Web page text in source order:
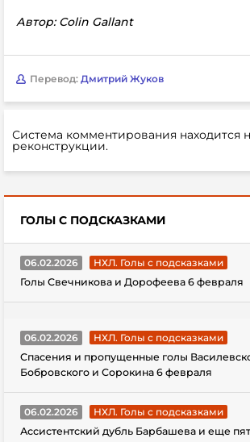
Автор: Colin Gallant
Перевод: Дмитрий Жуков
Система комментирования находится
реконструкции.
ГОЛЫ С ПОДСКАЗКАМИ
06.02.2026
НХЛ. Голы с подсказками
Голы Свечникова и Дорофеева 6 февраля
06.02.2026
НХЛ. Голы с подсказками
Спасения и пропущенные голы
Бобровского и Сорокина 6 февраля
06.02.2026
НХЛ. Голы с подсказками
Ассистентский дубль Барбашева и еще